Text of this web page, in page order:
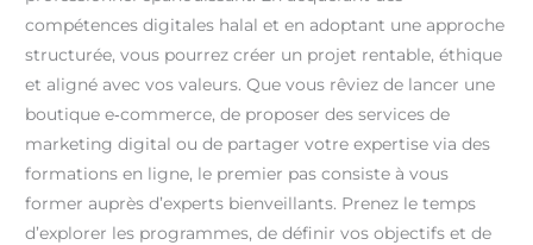
compétences digitales halal et en adoptant une approche
structurée, vous pourrez créer un projet rentable, éthique
et aligné avec vos valeurs. Que vous rêviez de lancer une
boutique e‑commerce, de proposer des services de
marketing digital ou de partager votre expertise via des
formations en ligne, le premier pas consiste à vous
former auprès d’experts bienveillants. Prenez le temps
d’explorer les programmes, de définir vos objectifs et de